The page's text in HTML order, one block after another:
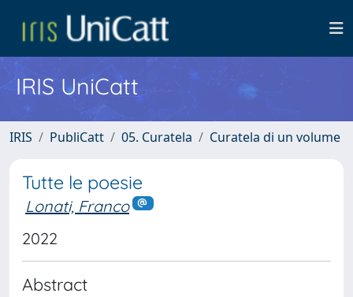
IRIS UniCatt
IRIS PubliCatt 05. Curatela Curatela di un volume
Tutte le poesie
Lonati, Franco
2022
Abstract